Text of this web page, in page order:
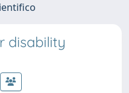
disability